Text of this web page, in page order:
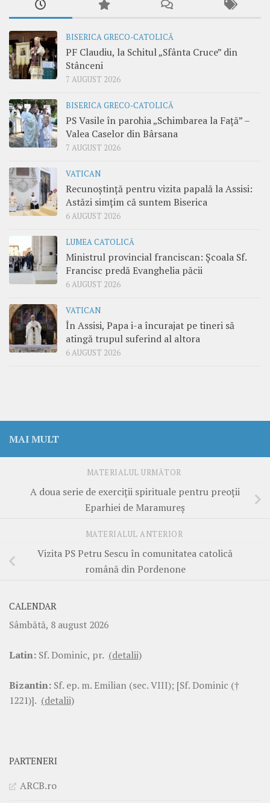
BISERICA GRECO-CATOLICĂ
PF Claudiu, la Schitul „Sfânta Cruce” din
Stânceni
7 AUGUST 2026
BISERICA GRECO-CATOLICĂ
PS Vasile în parohia „Schimbarea la Față” –
Valea Caselor din Bârsana
7 AUGUST 2026
VATICAN
Recunoștință pentru vizita papală la Assisi:
Astăzi simțim că suntem Biserica
6 AUGUST 2026
LUMEA CATOLICĂ
Ministrul provincial franciscan: Școala Sf.
Francisc predă Evanghelia păcii
6 AUGUST 2026
VATICAN
În Assisi, Papa i-a încurajat pe tineri să
atingă trupul suferind al altora
6 AUGUST 2026
MAI MULT
MATERIALUL URMĂTOR
A doua serie de exerciții spirituale pentru preoții
Eparhiei de Maramureș
MATERIALUL ANTERIOR
Vizita PS Petru Sescu în comunitatea catolică
română din Pordenone
CALENDAR
Sâmbătă, 8 august 2026
Latin: Sf. Dominic, pr. (detalii)
Bizantin: Sf. ep. m. Emilian (sec. VIII); [Sf. Dominic (†
1221)]. (detalii)
PARTENERI
ARCB.ro